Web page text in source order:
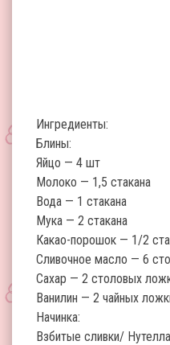
Ингредиенты:
Блины:
Яйцо — 4 шт
Молоко — 1,5 стакана
Вода — 1 стакана
Мука — 2 стакана
Какао-порошок — 1/2
Сливочное масло — 6
Сахар — 2 столовых
Ванилин — 2 чайных
Начинка:
Взбитые сливки/